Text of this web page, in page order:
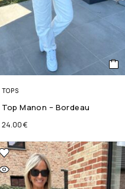
TOPS
Top Manon – Bordeau
24.00€